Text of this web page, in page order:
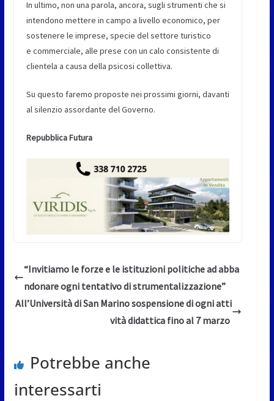
In ultimo, non una parola, ancora, sugli strumenti che si
intendono mettere in campo a livello economico, per
sostenere le imprese, specie del settore turistico
e commerciale, alle prese con un calo consistente di
clientela a causa della psicosi collettiva.
Su questo faremo proposte nei prossimi giorni, davanti
al silenzio assordante del Governo.
Repubblica Futura
“Invitiamo le forze e le istituzioni politiche ad abba
ndonare ogni tentativo di strumentalizzazione”
All’Università di San Marino sospensione di ogni atti
vità didattica fino al 7 marzo
Potrebbe anche
interessarti